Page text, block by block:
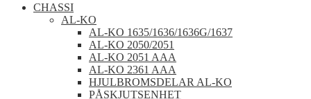
CHASSI
AL-KO
AL-KO 1635/1636/1636G/1637
AL-KO 2050/2051
AL-KO 2051 AAA
AL-KO 2361 AAA
HJULBROMSDELAR AL-KO
PÅSKJUTSENHET